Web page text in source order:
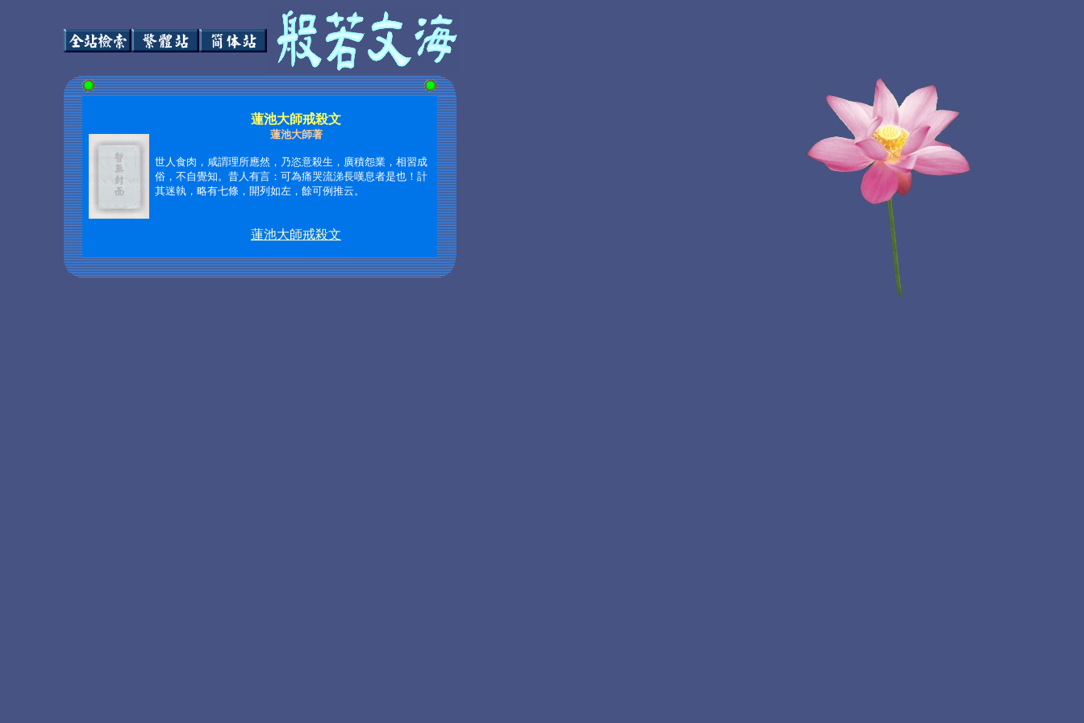
蓮池大師戒殺文
蓮池大師著
世人食肉，咸謂理所應然，乃恣意殺生，廣積怨業，相習成
俗，不自覺知。昔人有言：可為痛哭流涕長嘆息者是也！計
其迷執，略有七條，開列如左，餘可例推云。
蓮池大師戒殺文